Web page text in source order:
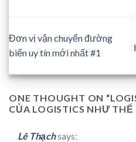
Đơn vị vận chuyển đường
biển uy tín mới nhất #1
ONE THOUGHT ON “
CỦA LOGISTICS NHƯ THẾ
Lê Thạchsays: